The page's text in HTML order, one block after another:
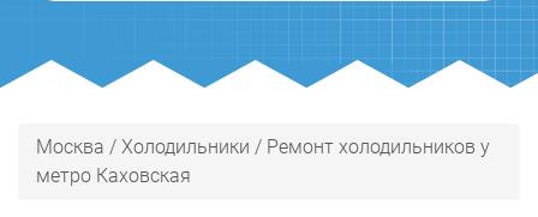
Москва / Холодильники / Ремонт холодильников у
метро Каховская